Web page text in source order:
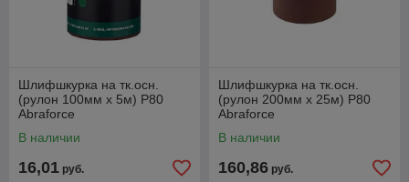
Шлифшкурка на тк.осн.
(рулон 100мм х 5м) Р80
Abraforce
В наличии
16,01 руб.
Шлифшкурка на тк.осн.
(рулон 200мм х 25м) Р80
Abraforce
В наличии
160,86 руб.